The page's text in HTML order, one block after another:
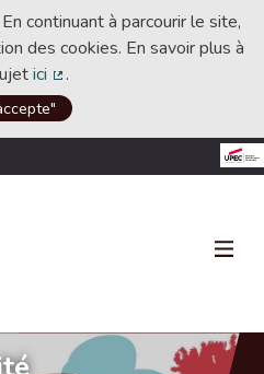
continuant à parcourir le site,
des cookies. En savoir plus à
ici
(Lien externe)
.